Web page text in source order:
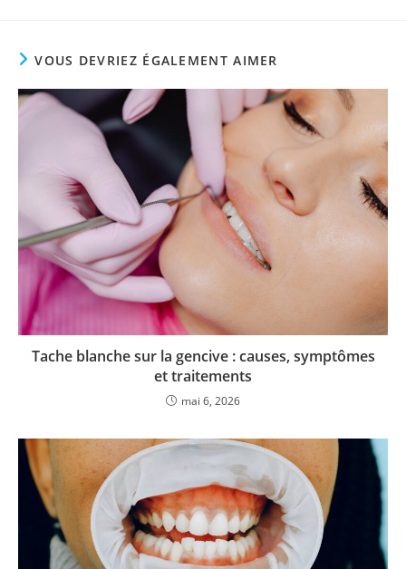
VOUS DEVRIEZ ÉGALEMENT AIMER
Tache blanche sur la gencive : causes, symptômes
et traitements
mai 6, 2026